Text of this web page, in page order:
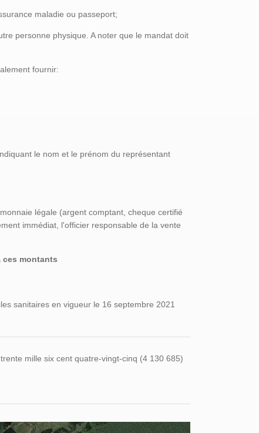
maladie ou passeport;
personne physique. A noter que le mandat doit
fournir:
le nom et le prénom du représentant
légale (argent comptant, cheque certifié
immédiat, l'officier responsable de la vente
ces montants
sanitaires en vigueur le 16 septembre 2021
mille six cent quatre-vingt-cinq (4 130 685)